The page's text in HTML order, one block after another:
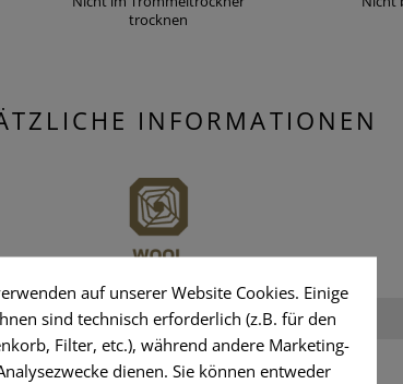
trocknen
INFORMATIONEN
Geschlecht:
auf unserer Website Cookies. Einige
sind technisch erforderlich (z.B. für den
Filter, etc.), während andere Marketing-
dienen. Sie können entweder